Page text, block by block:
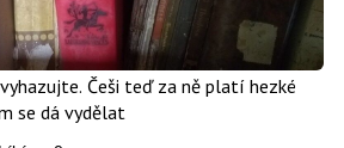
Češi teď za ně platí hezké
se dá vydělat